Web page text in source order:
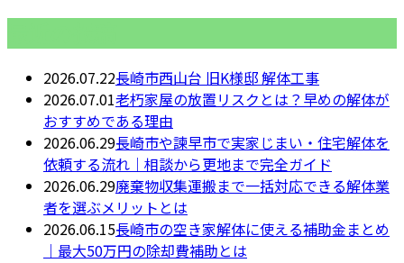
2026.07.22長崎市西山台 旧K様邸 解体工事
2026.07.01老朽家屋の放置リスクとは？早めの解体が
おすすめである理由
2026.06.29長崎市や諫早市で実家じまい・住宅解体を
依頼する流れ｜相談から更地まで完全ガイド
2026.06.29廃棄物収集運搬まで一括対応できる解体業
者を選ぶメリットとは
2026.06.15長崎市の空き家解体に使える補助金まとめ
｜最大50万円の除却費補助とは